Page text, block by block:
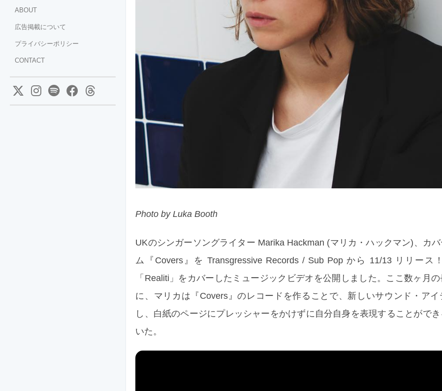
ABOUT
広告掲載について
プライバシーポリシー
CONTACT
Photo by Luka Booth
UKのシンガーソングライター Marika Hackman (マリカ・ハックマン)、カ
ム『Covers』を Transgressive Records / Sub Pop から 11/13 リリース
「Realiti」をカバーしたミュージックビデオを公開しました。ここ数ヶ月
に、マリカは『Covers』のレコードを作ることで、新しいサウンド・ア
し、白紙のページにプレッシャーをかけずに自分自身を表現することがで
いた。